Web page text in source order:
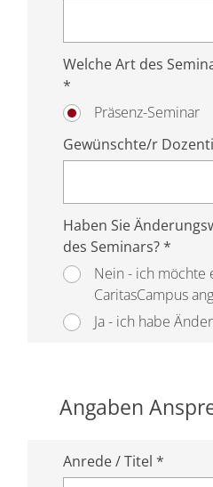
Welche Art des
*
Präsenz-Seminar
Gewünschte/r
Haben Sie
des Seminars? *
Nein - ich möchte
CaritasCampus
Ja - ich habe
Angaben
Anrede / Titel *